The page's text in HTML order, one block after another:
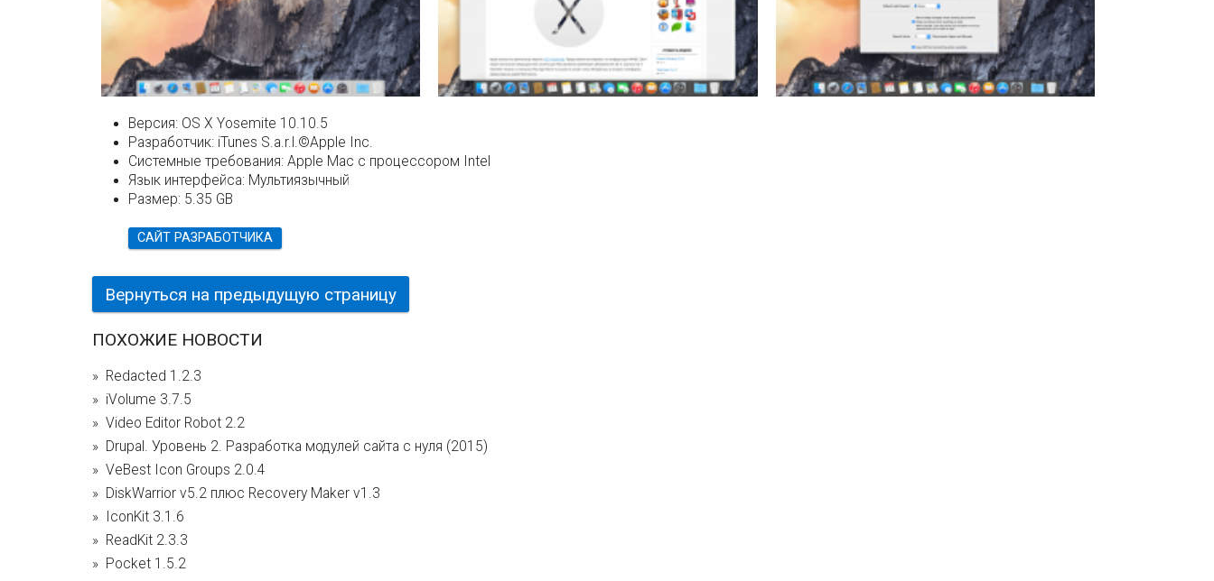
Версия: OS X Yosemite 10.10.5
Разработчик: iTunes S.a.r.l.©Apple Inc.
Системные требования: Apple Mac с процессором Intel
Язык интерфейса: Мультиязычный
Размер: 5.35 GB
САЙТ РАЗРАБОТЧИКА
Вернуться на предыдущую страницу
ПОХОЖИЕ НОВОСТИ
Redacted 1.2.3
iVolume 3.7.5
Video Editor Robot 2.2
Drupal. Уровень 2. Разработка модулей сайта с нуля (2015)
VeBest Icon Groups 2.0.4
DiskWarrior v5.2 плюс Recovery Maker v1.3
IconKit 3.1.6
ReadKit 2.3.3
Pocket 1.5.2